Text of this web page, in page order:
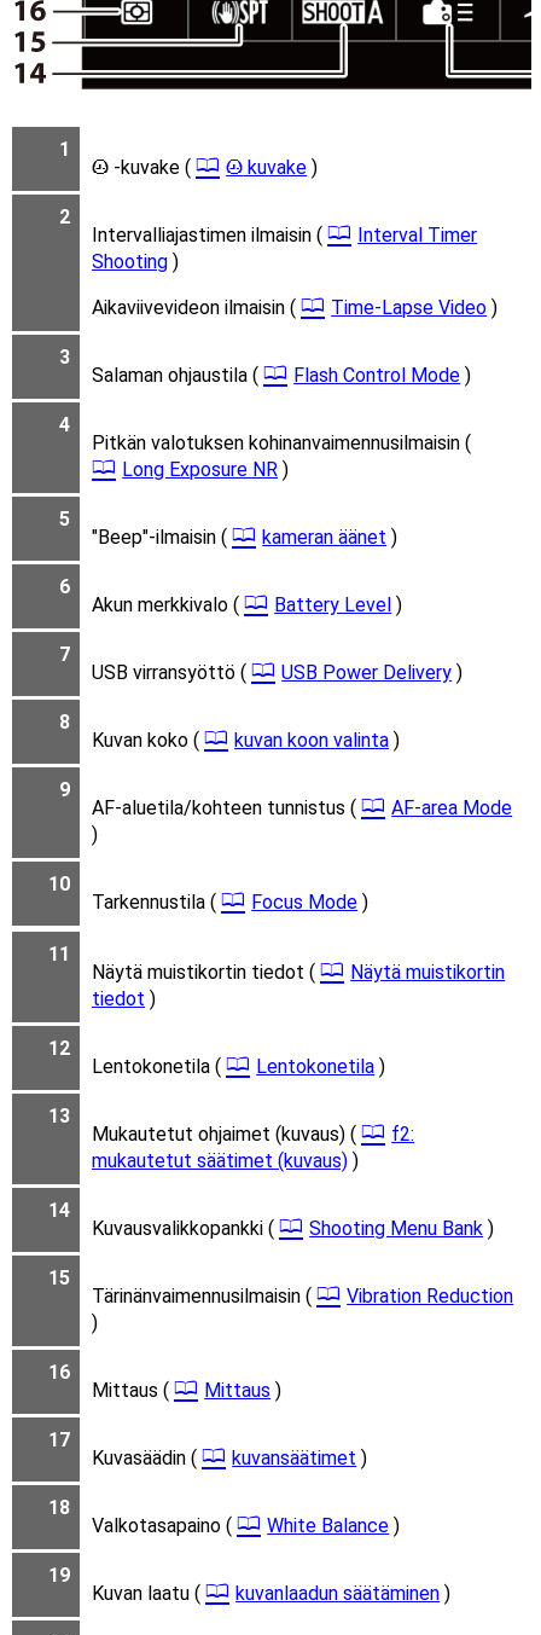
1
t -kuvake ( t kuvake )
2
Intervalliajastimen ilmaisin (
Interval Timer
Shooting )
Aikaviivevideon ilmaisin (
Time-Lapse Video )
3
Salaman ohjaustila ( Flash Control Mode )
4
Pitkän valotuksen kohinanvaimennusilmaisin (
Long Exposure NR )
5
"Beep"-ilmaisin ( kameran äänet )
6
Akun merkkivalo ( Battery Level )
7
USB virransyöttö ( USB Power Delivery )
8
Kuvan koko ( kuvan koon valinta )
9
AF-aluetila/kohteen tunnistus (
AF-area Mode
)
10
Tarkennustila ( Focus Mode )
11
Näytä muistikortin tiedot (
Näytä muistikortin
tiedot )
12
Lentokonetila ( Lentokonetila )
13
Mukautetut ohjaimet (kuvaus) (
f2:
mukautetut säätimet (kuvaus) )
14
Kuvausvalikkopankki ( Shooting Menu Bank )
15
Tärinänvaimennusilmaisin (
Vibration Reduction
)
16
Mittaus ( Mittaus )
17
Kuvasäädin ( kuvansäätimet )
18
Valkotasapaino ( White Balance )
19
Kuvan laatu ( kuvanlaadun säätäminen )